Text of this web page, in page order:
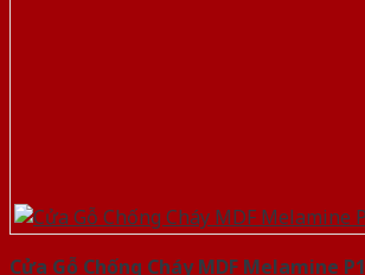
Cửa Gỗ Chống Cháy MDF Melamine P1